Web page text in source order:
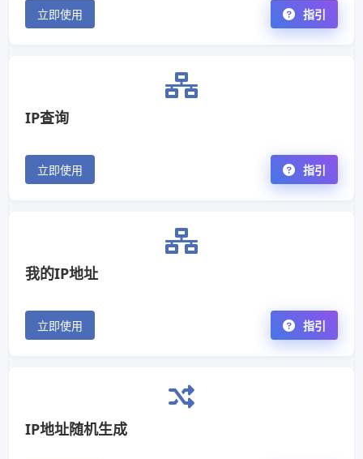
立即使用 指引
IP查询
立即使用 指引
我的IP地址
立即使用 指引
IP地址随机生成